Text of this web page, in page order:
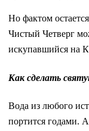
Но фактом
Чистый Четверг
искупавшийся на
Как сделать
Вода из любого
портится годами.